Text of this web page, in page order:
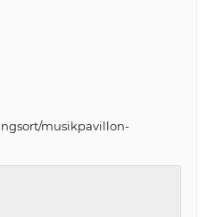
musikpavillon-